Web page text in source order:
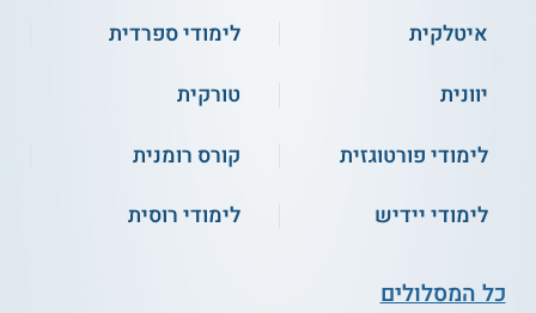
איטלקית
לימודי ספרדית
יוונית
טורקית
לימודי פורטוגזית
קורס רומנית
לימודי יידיש
לימודי רוסית
כל המסלולים